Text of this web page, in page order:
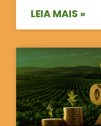
LEIA MAIS »